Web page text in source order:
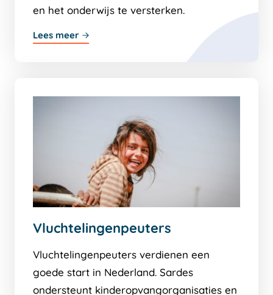
en het onderwijs te versterken.
Lees meer
Vluchtelingenpeuters
Vluchtelingenpeuters verdienen een
goede start in Nederland. Sardes
ondersteunt kinderopvangorganisaties en